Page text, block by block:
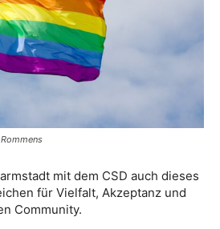
mit dem CSD auch dieses
für Vielfalt, Akzeptanz und
Community.